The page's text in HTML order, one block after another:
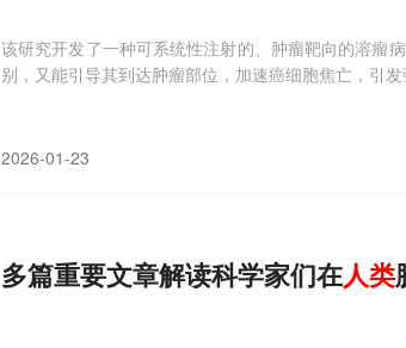
该研究开发了一种可系统性注射的、肿瘤靶向的溶
别，又能引导其到达肿瘤部位，加速癌细胞焦亡，引发
2026-01-23
多篇重要文章解读科学家们在人类